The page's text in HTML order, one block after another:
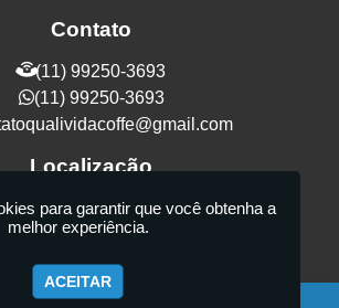
Contato
(11) 99250-3693
(11) 99250-3693
Localização
27 - Vila Maria Alta - São
/ SP - CEP: 02130-080
para garantir que você obtenha a
melhor experiência.
ACEITAR